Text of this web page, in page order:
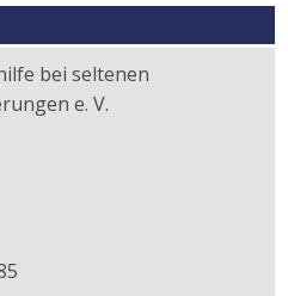
bei seltenen
e. V.